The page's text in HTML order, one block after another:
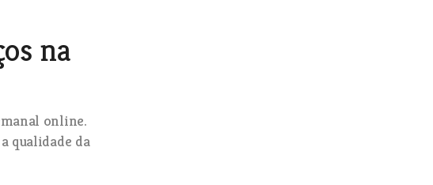
na
online.
qualidade da